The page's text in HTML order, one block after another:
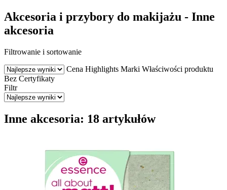
Akcesoria i przybory do makijażu - Inne
akcesoria
Filtrowanie i sortowanie
Cena Highlights Marki Właściwości produktu
Bez Certyfikaty
Filtr
Inne akcesoria: 18 artykułów